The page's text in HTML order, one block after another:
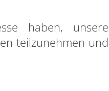
haben, unsere
teilzunehmen und